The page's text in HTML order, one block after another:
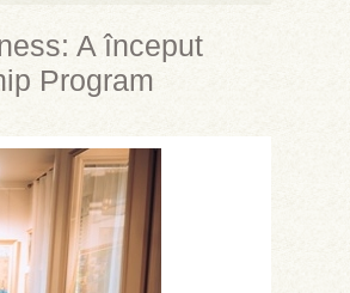
A început
Program